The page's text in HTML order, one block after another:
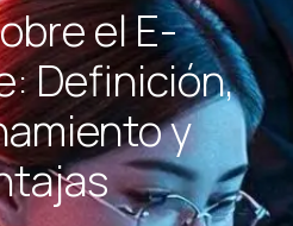
el E-
Definición,
y